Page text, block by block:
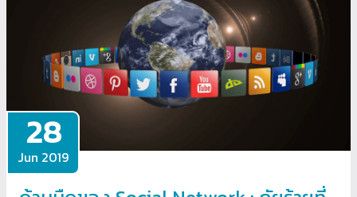
28
Jun 2019